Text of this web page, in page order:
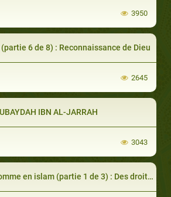
3950
6 de 8) : Reconnaissance de Dieu
2645
IBN AL-JARRAH
3043
islam (partie 1 de 3) : Des droits pour tous les êtres humains